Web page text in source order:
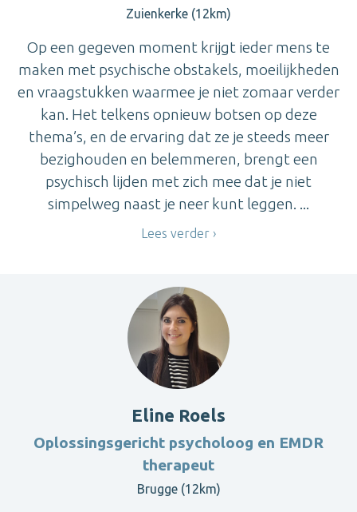
Zuienkerke (12km)
Op een gegeven moment krijgt ieder mens te
maken met psychische obstakels, moeilijkheden
en vraagstukken waarmee je niet zomaar verder
kan. Het telkens opnieuw botsen op deze
thema’s, en de ervaring dat ze je steeds meer
bezighouden en belemmeren, brengt een
psychisch lijden met zich mee dat je niet
simpelweg naast je neer kunt leggen. ...
Lees verder
Eline Roels
Oplossingsgericht psycholoog en EMDR
therapeut
Brugge (12km)